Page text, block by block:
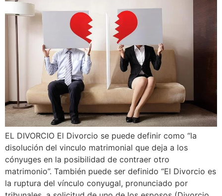
EL DIVORCIO El Divorcio se puede definir como “la
disolución del vinculo matrimonial que deja a los
cónyuges en la posibilidad de contraer otro
matrimonio”. También puede ser definido “El Divorcio es
la ruptura del vínculo conyugal, pronunciado por